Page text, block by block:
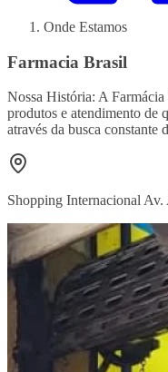
Onde Estamos
Farmacia Brasil
Nossa História: A
produtos e atendimento de
através da busca
Shopping Internacional Av.